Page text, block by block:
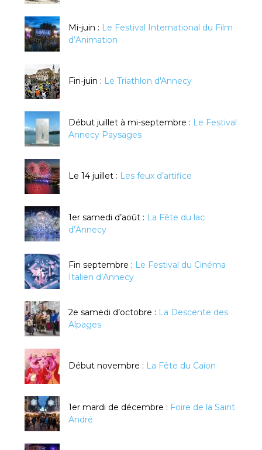
Mi-juin : Le Festival International du Film
d’Animation
Fin-juin : Le Triathlon d'Annecy
Début juillet à mi-septembre : Le Festival
Annecy Paysages
Le 14 juillet : Les feux d’artifice
1er samedi d’août : La Fête du lac
d’Annecy
Fin septembre : Le Festival du Cinéma
Italien d’Annecy
2e samedi d’octobre : La Descente des
Alpages
Début novembre : La Fête du Caïon
1er mardi de décembre : Foire de la Saint
André